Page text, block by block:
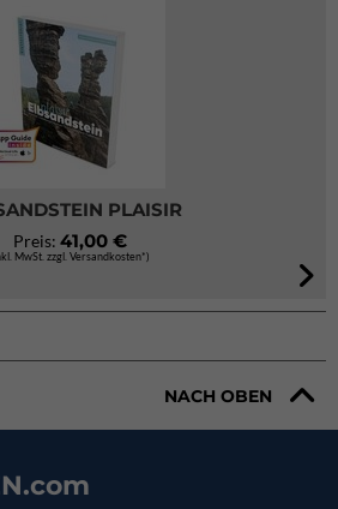
PLAISIR
Preis: 41,00 €
MwSt. zzgl. Versandkosten*)
NACH OBEN